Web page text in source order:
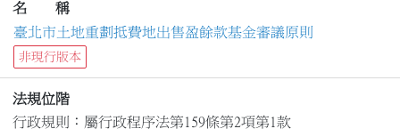
名 稱
臺北市土地重劃抵費地出售盈餘款基金審議原則
非現行版本
法規位階
行政規則：屬行政程序法第159條第2項第1款